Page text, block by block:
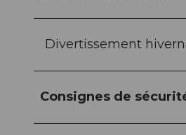
Divertissement
Consignes de